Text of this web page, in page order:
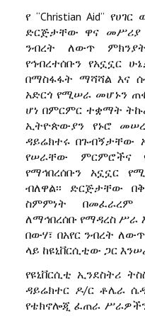
የ “Christian Aid”
ድርጅታቸው ዋና መሥሪያ
ንብረት ለውጥ
የኅብረተሰቡን የአኗኗር
በማስፋፋት ማሻሻል እና
አድርጎ የሚሠራ መሆኑን
ሆነ በምርምር ተቋማት
ኢትዮጵውያን የኑሮ
ዳይሬክተሩ በጉብኝታቸው
የሠራቸው ምርምሮችና
የማኅበረሰቡን አኗኗር
ብለዋል፡፡ ድርጅታቸው
ስምምነት በመፈራረም
ለማኅበረሰቡ የማዳረስ
በውሃ፣ በአየር ንብረት
ላይ ከዩኒቨርሲቲው ጋር
የዩኒቨርሲቲ ኢንደስትሪ
ዳይሬክተር ዶ/ር ቶሌራ
የቴክኖሎጂ ፈጠራ